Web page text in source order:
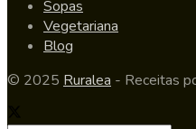
Sopas
Vegetariana
Blog
© 2025 Ruralea - Receitas